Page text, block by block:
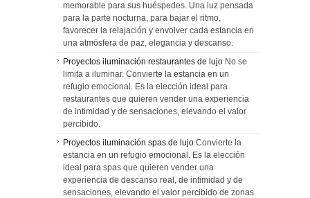
memorable para sus huéspedes. Una luz pensada
para la parte nocturna, para bajar el ritmo,
favorecer la relajación y envolver cada estancia en
una atmósfera de paz, elegancia y descanso.
Proyectos iluminación restaurantes de lujo No se
limita a iluminar. Convierte la estancia en un
refugio emocional. Es la elección ideal para
restaurantes que quieren vender una experiencia
de intimidad y de sensaciones, elevando el valor
percibido.
Proyectos iluminación spas de lujo Convierte la
estancia en un refugio emocional. Es la elección
ideal para spas que quieren vender una
experiencia de descanso real, de intimidad y de
sensaciones, elevando el valor percibido de zonas